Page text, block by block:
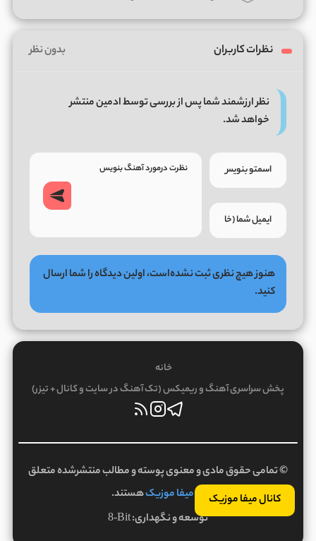
کانال میفا موزیک
نظرات کاربران بدون نظر
نظر ارزشمند شما پس از بررسی توسط ادمین منتشر
خواهد شد.
هنوز هیچ نظری ثبت نشده‌است، اولین دیدگاه را شما ارسال
کنید.
خانه
پخش سراسری آهنگ و ریمیکس (تک آهنگ در سایت و کانال + تیزر)
© تمامی حقوق مادی و معنوی پوسته و مطالب منتشرشده متعلق
بهمیفا موزیکهستند.
توسعه و نگهداری:8-Bit